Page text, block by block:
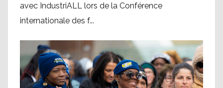
avec IndustriALL lors de la Conférence
internationale des f...